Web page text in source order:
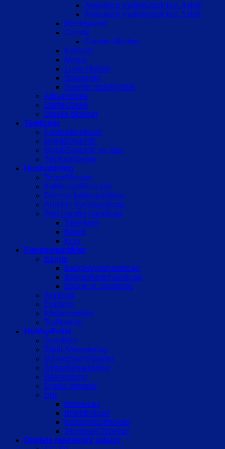
Ambutech mobilitystok kul. 4 delt
Ambutech mobilitystok kul. 5 delt
Bredegaard
Comde
Comde tilbehør
Kellerer
Merco
Louis Hebert
Svarovsky
Svensk mobilitystok
Albuestokke
Støttestokke
Stokke tilbehør
Telefoner
Fastnettelefoner
Mobil/Smart tlf.
Mobil/Smart tlf. m. tale
Telefontilbehør
Husholdning
Timer/Minutur
Køkkenartikl.m.tale
Diverse køkkenartikler
Artikler/ Synshandicap.
Artikl./andre handicap
Tallerkner
Bestik
Krus
Færdselsartikler
Bagde
Badge/synshandicap
Badge/hørerhandicap
Badge m. diagnose
Armbind
Emblem
Klistermærker
Trafikveste
Hobby/Fritid
Syartikler
Taktil Afmærkning
Måleudstyr/Værktøj
Afmærk/markering
Beklædning
Digital afmærk.
Spil
Bolde/Leg
Bræt/Brikspil
Kortspil/Kortholder
Terninger/Tilbehør
Digitale medier/AV udstyr